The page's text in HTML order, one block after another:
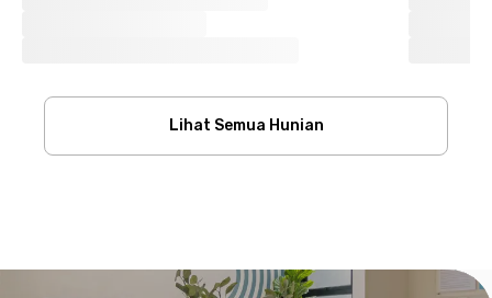
Lihat Semua Hunian